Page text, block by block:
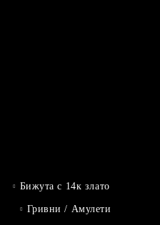
Бижута с 14к злато
Гривни / Амулети